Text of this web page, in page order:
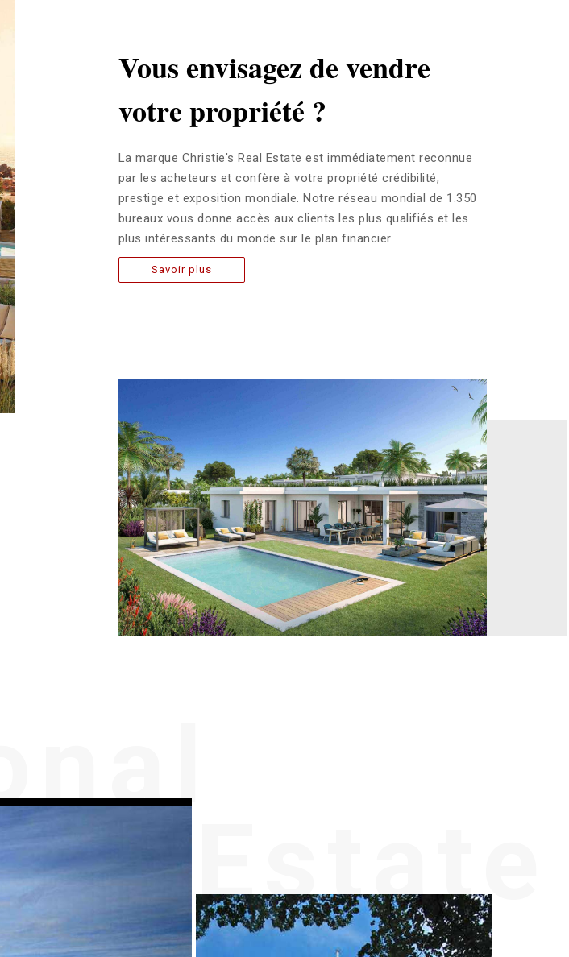
Vous envisagez de vendre
votre propriété ?
La marque Christie's Real Estate est immédiatement reconnue
par les acheteurs et confère à votre propriété crédibilité,
prestige et exposition mondiale. Notre réseau mondial de 1.350
bureaux vous donne accès aux clients les plus qualifiés et les
plus intéressants du monde sur le plan financier.
Savoir plus